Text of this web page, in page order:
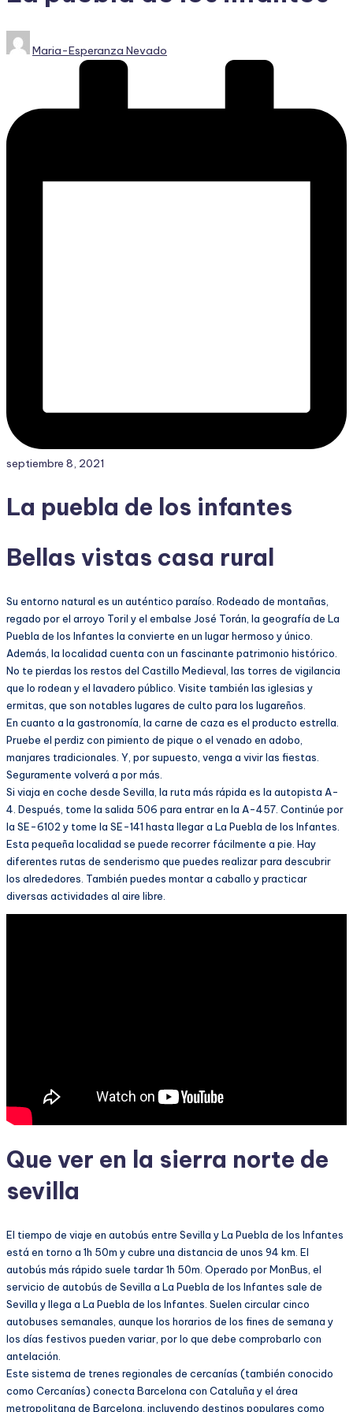
Publicado
por
Maria-Esperanza Nevado
septiembre 8, 2021
La puebla de los infantes
Bellas vistas casa rural
Su entorno natural es un auténtico paraíso. Rodeado de montañas,
regado por el arroyo Toril y el embalse José Torán, la geografía de La
Puebla de los Infantes la convierte en un lugar hermoso y único.
Además, la localidad cuenta con un fascinante patrimonio histórico.
No te pierdas los restos del Castillo Medieval, las torres de vigilancia
que lo rodean y el lavadero público. Visite también las iglesias y
ermitas, que son notables lugares de culto para los lugareños.
En cuanto a la gastronomía, la carne de caza es el producto estrella.
Pruebe el perdiz con pimiento de pique o el venado en adobo,
manjares tradicionales. Y, por supuesto, venga a vivir las fiestas.
Seguramente volverá a por más.
Si viaja en coche desde Sevilla, la ruta más rápida es la autopista A-
4. Después, tome la salida 506 para entrar en la A-457. Continúe por
la SE-6102 y tome la SE-141 hasta llegar a La Puebla de los Infantes.
Esta pequeña localidad se puede recorrer fácilmente a pie. Hay
diferentes rutas de senderismo que puedes realizar para descubrir
los alrededores. También puedes montar a caballo y practicar
diversas actividades al aire libre.
Que ver en la sierra norte de
sevilla
El tiempo de viaje en autobús entre Sevilla y La Puebla de los Infantes
está en torno a 1h 50m y cubre una distancia de unos 94 km. El
autobús más rápido suele tardar 1h 50m. Operado por MonBus, el
servicio de autobús de Sevilla a La Puebla de los Infantes sale de
Sevilla y llega a La Puebla de los Infantes. Suelen circular cinco
autobuses semanales, aunque los horarios de los fines de semana y
los días festivos pueden variar, por lo que debe comprobarlo con
antelación.
Este sistema de trenes regionales de cercanías (también conocido
como Cercanías) conecta Barcelona con Cataluña y el área
metropolitana de Barcelona, incluyendo destinos populares como